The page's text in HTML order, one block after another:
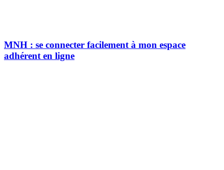
MNH : se connecter facilement à mon espace
adhérent en ligne